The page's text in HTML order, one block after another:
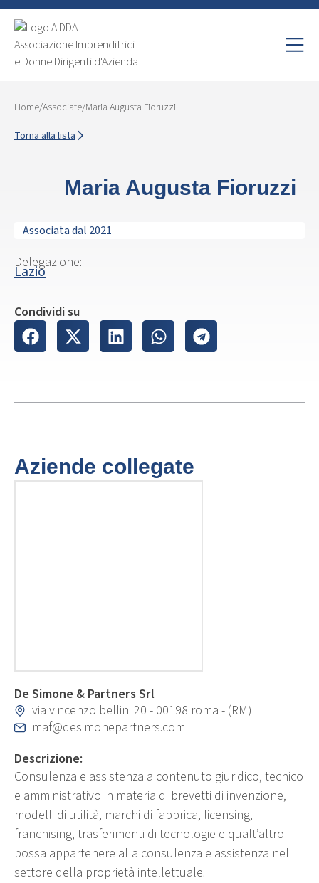
Home/Associate/Maria Augusta Fioruzzi
Torna alla lista
Maria Augusta Fioruzzi
Associata dal 2021
Delegazione:
Lazio
Condividi su
Aziende collegate
De Simone & Partners Srl
via vincenzo bellini 20 - 00198 roma - (RM)
maf@desimonepartners.com
Descrizione:
Consulenza e assistenza a contenuto giuridico, tecnico
e amministrativo in materia di brevetti di invenzione,
modelli di utilità, marchi di fabbrica, licensing,
franchising, trasferimenti di tecnologie e qualt’altro
possa appartenere alla consulenza e assistenza nel
settore della proprietà intellettuale.